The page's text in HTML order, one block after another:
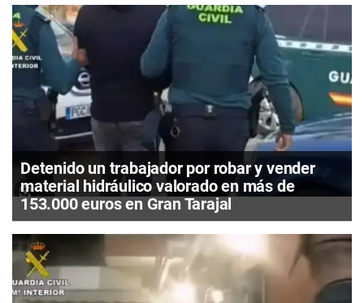
Detenido un trabajador por robar y vender
material hidráulico valorado en más de
153.000 euros en Gran Tarajal